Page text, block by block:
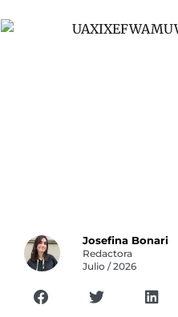
Josefina Bonari
Redactora
Julio / 2026